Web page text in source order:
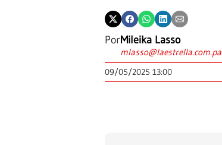
PorMileika Lasso
mlasso@laestrella.com.pa
09/05/2025 13:00